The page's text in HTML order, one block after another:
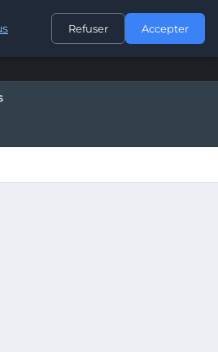
CONTACT
Refuser Accepter